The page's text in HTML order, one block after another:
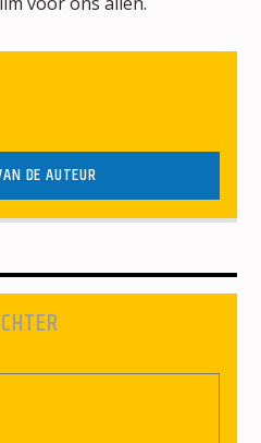
DE AUTEUR